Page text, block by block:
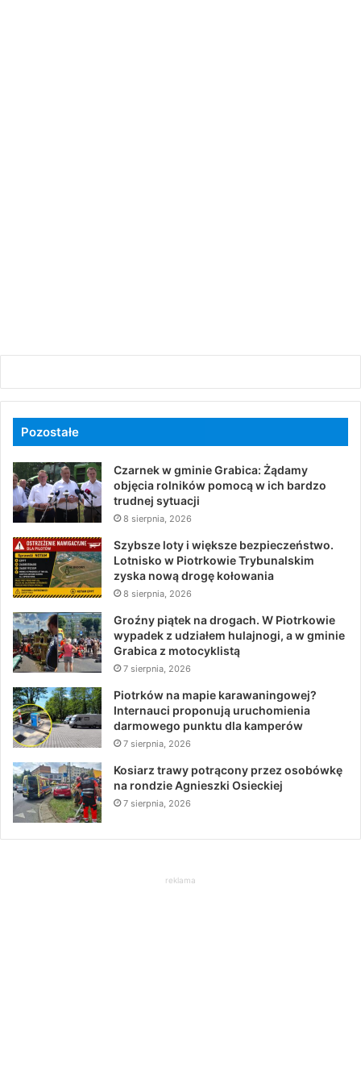
Pozostałe
Czarnek w gminie Grabica: Żądamy
objęcia rolników pomocą w ich bardzo
trudnej sytuacji
8 sierpnia, 2026
Szybsze loty i większe bezpieczeństwo.
Lotnisko w Piotrkowie Trybunalskim
zyska nową drogę kołowania
8 sierpnia, 2026
Groźny piątek na drogach. W Piotrkowie
wypadek z udziałem hulajnogi, a w gminie
Grabica z motocyklistą
7 sierpnia, 2026
Piotrków na mapie karawaningowej?
Internauci proponują uruchomienia
darmowego punktu dla kamperów
7 sierpnia, 2026
Kosiarz trawy potrącony przez osobówkę
na rondzie Agnieszki Osieckiej
7 sierpnia, 2026
reklama